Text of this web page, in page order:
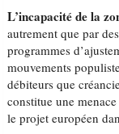
L’incapacité de la
autrement que par
programmes
mouvements
débiteurs que
constitue une
le projet européen